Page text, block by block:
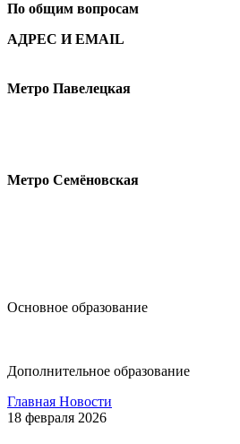
По общим вопросам
АДРЕС И EMAIL
Метро Павелецкая
Метро Семёновская
Основное образование
Дополнительное образование
Главная Новости
18 февраля 2026